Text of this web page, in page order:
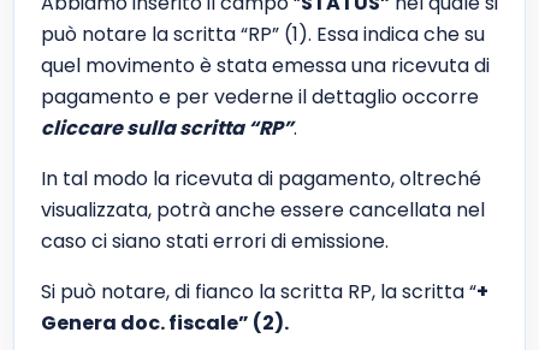
può notare la scritta “RP” (1). Essa indica che su
quel movimento è stata emessa una ricevuta di
pagamento e per vederne il dettaglio occorre
cliccare sulla scritta “RP”.
In tal modo la ricevuta di pagamento, oltreché
visualizzata, potrà anche essere cancellata nel
caso ci siano stati errori di emissione.
Si può notare, di fianco la scritta RP, la scritta “+
Genera doc. fiscale” (2).